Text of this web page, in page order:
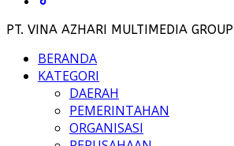
PT. VINA AZHARI MULTIMEDIA GROUP
BERANDA
KATEGORI
DAERAH
PEMERINTAHAN
ORGANISASI